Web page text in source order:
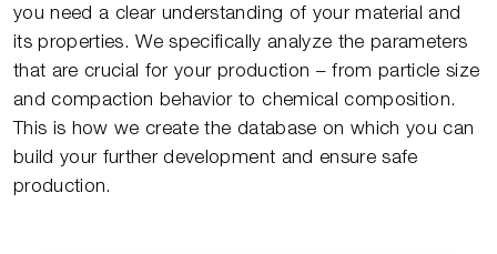
you need a clear understanding of your material and
its properties. We specifically analyze the parameters
that are crucial for your production – from particle size
and compaction behavior to chemical composition.
This is how we create the database on which you can
build your further development and ensure safe
production.